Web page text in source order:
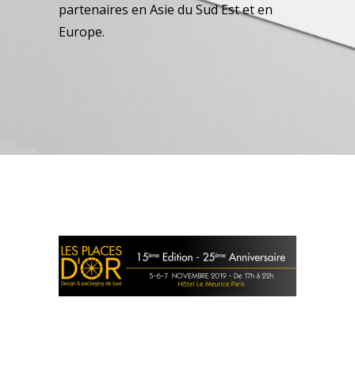
partenaires en Asie du Sud Est et en
Europe.